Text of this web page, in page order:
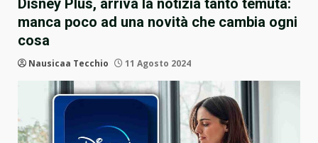
Disney Plus, arriva la notizia tanto temuta:
manca poco ad una novità che cambia ogni
cosa
Nausicaa Tecchio 11 Agosto 2024